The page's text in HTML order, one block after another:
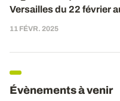
Versailles du 22 février
11 FÉVR. 2025
Évènements à venir